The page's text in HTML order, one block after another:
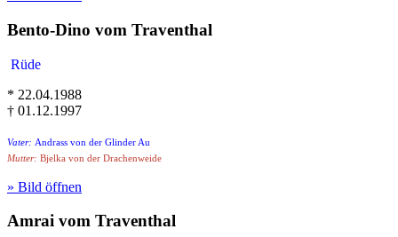
Bento-Dino vom Traventhal
Rüde
* 22.04.1988
† 01.12.1997
Vater: Andrass von der Glinder Au
Mutter: Bjelka von der Drachenweide
» Bild öffnen
Amrai vom Traventhal